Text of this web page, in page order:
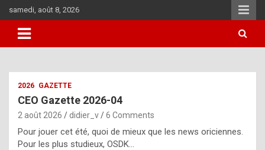
to
content
samedi, août 8, 2026
i
2026 GAZETTE
CEO Gazette 2026-04
2 août 2026 didier_v 6 Comments
Pour jouer cet été, quoi de mieux que les news oriciennes.
Pour les plus studieux, OSDK…